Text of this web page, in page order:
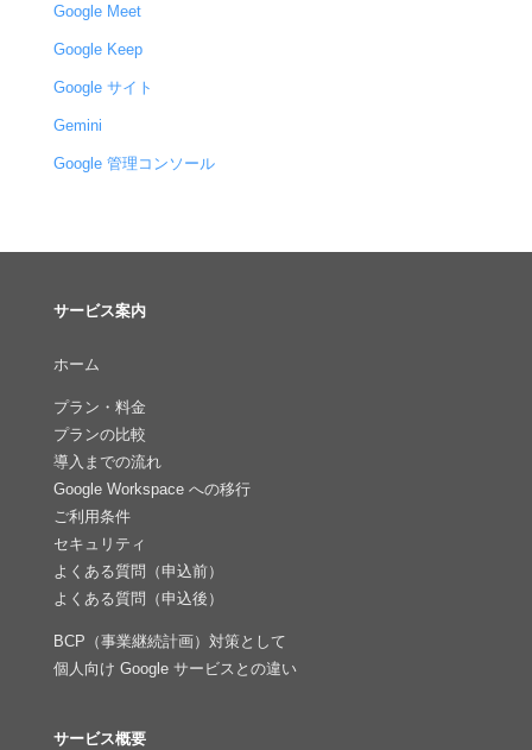
Google Meet
Google Keep
Google サイト
Gemini
Google 管理コンソール
サービス案内
ホーム
プラン・料金
プランの比較
導入までの流れ
Google Workspace への移行
ご利用条件
セキュリティ
よくある質問（申込前）
よくある質問（申込後）
BCP（事業継続計画）対策として
個人向け Google サービスとの違い
サービス概要